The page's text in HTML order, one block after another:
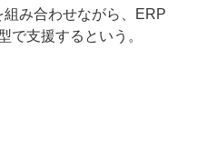
み合わせながら、ERP
で支援するという。